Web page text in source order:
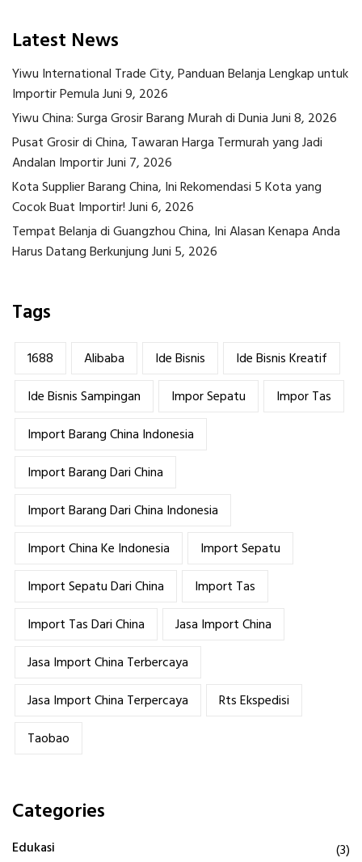
Latest News
Yiwu International Trade City, Panduan Belanja Lengkap untuk
Importir PemulaJuni 9, 2026
Yiwu China: Surga Grosir Barang Murah di DuniaJuni 8, 2026
Pusat Grosir di China, Tawaran Harga Termurah yang Jadi
Andalan ImportirJuni 7, 2026
Kota Supplier Barang China, Ini Rekomendasi 5 Kota yang
Cocok Buat Importir!Juni 6, 2026
Tempat Belanja di Guangzhou China, Ini Alasan Kenapa Anda
Harus Datang BerkunjungJuni 5, 2026
Tags
1688 Alibaba Ide Bisnis
Ide Bisnis Kreatif
Ide Bisnis Sampingan
Impor Sepatu
Impor Tas
Import Barang China Indonesia
Import Barang Dari China
Import Barang Dari China Indonesia
Import China Ke Indonesia
Import Sepatu
Import Sepatu Dari China
Import Tas
Import Tas Dari China
Jasa Import China
Jasa Import China Terbercaya
Jasa Import China Terpercaya
Rts Ekspedisi
Taobao
Categories
Edukasi
(3)